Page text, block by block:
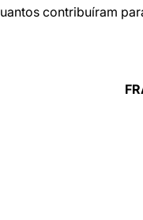
contribuíram